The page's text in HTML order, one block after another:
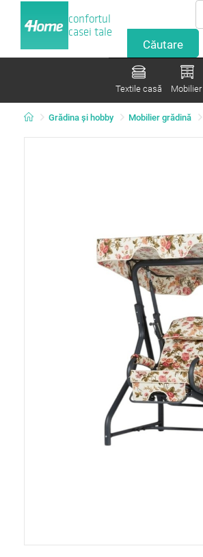
confortul
casei tale
Textile casă Mobilier
Grădina şi hobby Mobilier grădină